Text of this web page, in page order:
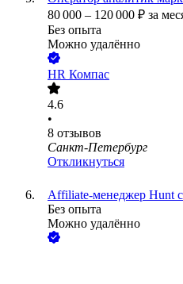
80 000 – 120 000 ₽ за
Без опыта
Можно удалённо
HR Компас
4.6
•
8 отзывов
Санкт-Петербург
Откликнуться
Affiliate-менеджер Hunt
Без опыта
Можно удалённо